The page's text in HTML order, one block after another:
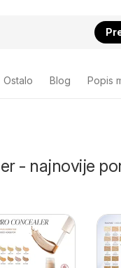
Ostalo Blog Popis
- najnovije